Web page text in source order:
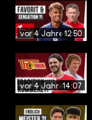
vor 4 Jahren12:50
vor 4 Jahren14:07